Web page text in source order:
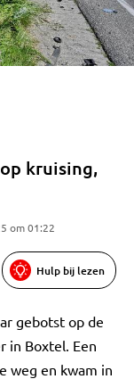
kruising,
om 01:22
Hulp bij lezen
gebotst op de
in Boxtel. Een
weg en kwam in